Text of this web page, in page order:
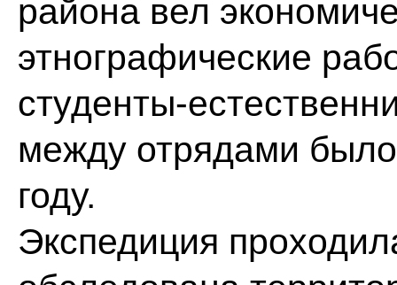
района вел
этнографические
студенты-
между отрядами
году.
Экспедиция